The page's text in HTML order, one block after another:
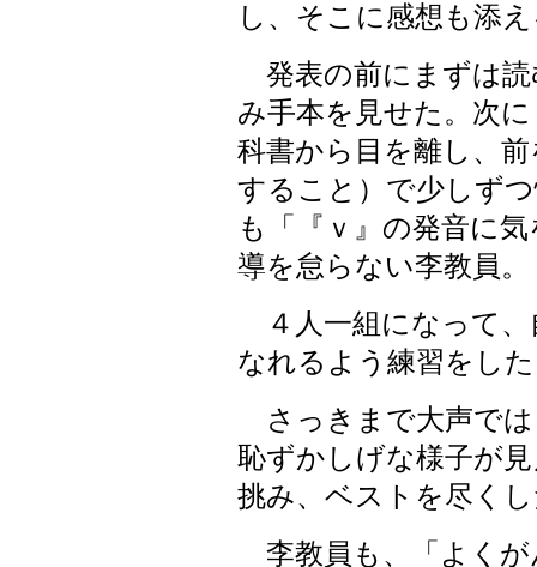
し、そこに感想も添
発表の前にまずは読
み手本を見せた。次に
科書から目を離し、
すること）で少しず
も「『ｖ』の発音に
導を怠らない李教員。
４人一組になって、
なれるよう練習をし
さっきまで大声で
恥ずかしげな様子が
挑み、ベストを尽く
李教員も、「よくが